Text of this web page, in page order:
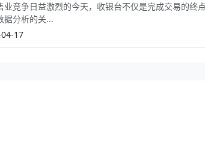
业竞争日益激烈的今天，收银台不仅是完成交易的终
据分析的关...
17